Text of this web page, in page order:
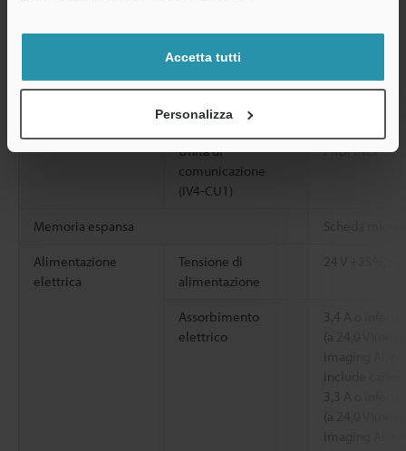
Accetta tutti
Personalizza
Client FTP,
Compatibilità
Ethernet
incorporata
EtherNet/IP™,
Unità di
comunicazione
(IV4-CU1)
PROFINET
Memoria espansa Scheda
Alimentazione
elettrica
Tensione di
alimentazione
24 V +25%, -
Assorbimento
elettrico
3,4 A o
(a 24,0
3,3 A o
(a 24,0